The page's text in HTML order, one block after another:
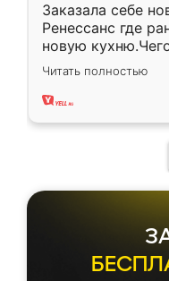
Заказала себе
Ренессанс где
новую
вполне
два года,
Читать полностью